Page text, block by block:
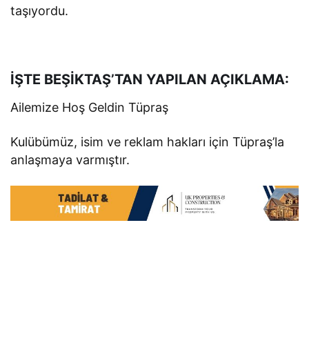
taşıyordu.
İŞTE BEŞİKTAŞ’TAN YAPILAN AÇIKLAMA:
Ailemize Hoş Geldin Tüpraş
Kulübümüz, isim ve reklam hakları için Tüpraş’la
anlaşmaya varmıştır.